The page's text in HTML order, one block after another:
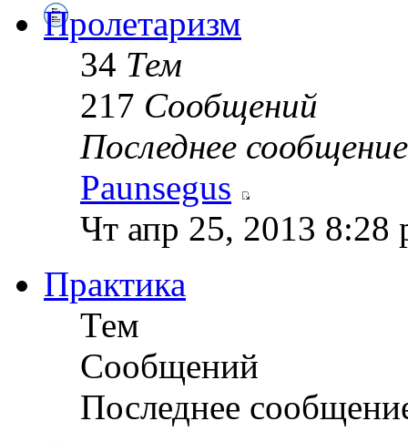
Пролетаризм
34 Тем
217 Сообщений
Последнее сообщение
Paunsegus
Чт апр 25, 2013 8:28
Практика
Тем
Сообщений
Последнее